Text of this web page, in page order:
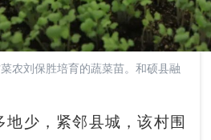
农刘保胜培育的蔬菜苗。和硕县融
少，紧邻县城，该村围